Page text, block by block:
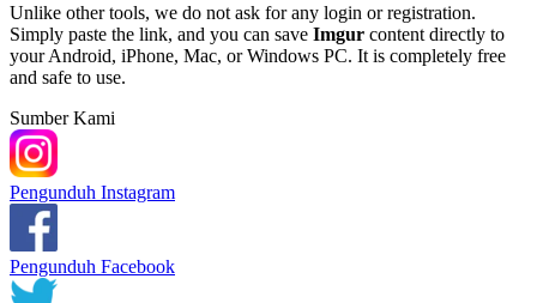
Unlike other tools, we do not ask for any login or registration.
Simply paste the link, and you can save Imgur content directly to
your Android, iPhone, Mac, or Windows PC. It is completely free
and safe to use.
Sumber Kami
Pengunduh Instagram
Pengunduh Facebook